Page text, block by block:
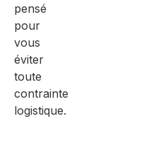
pensé
pour
vous
éviter
toute
contrainte
logistique.